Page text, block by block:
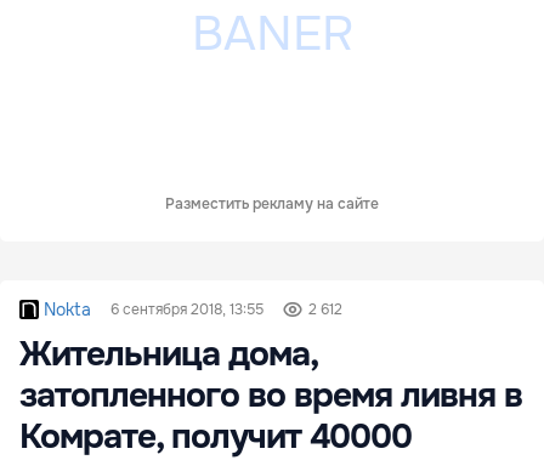
Разместить рекламу на сайте
Nokta 6 сентября 2018, 13:55 2 612
Жительница дома,
затопленного во время ливня в
Комрате, получит 40000